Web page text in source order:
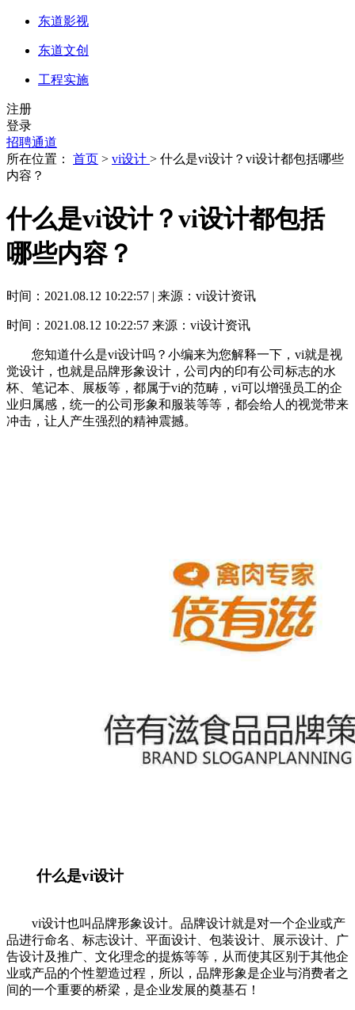
东道影视
东道文创
工程实施
注册
登录
招聘通道
所在位置： 首页 > vi设计 > 什么是vi设计？vi设计都包括哪些
内容？
什么是vi设计？vi设计都包括
哪些内容？
时间：2021.08.12 10:22:57 | 来源：vi设计资讯
时间：2021.08.12 10:22:57 来源：vi设计资讯
您知道什么是vi设计吗？小编来为您解释一下，vi就是视
觉设计，也就是品牌形象设计，公司内的印有公司标志的水
杯、笔记本、展板等，都属于vi的范畴，vi可以增强员工的企
业归属感，统一的公司形象和服装等等，都会给人的视觉带来
冲击，让人产生强烈的精神震撼。
什么是vi设计
vi设计也叫品牌形象设计。品牌设计就是对一个企业或产
品进行命名、标志设计、平面设计、包装设计、展示设计、广
告设计及推广、文化理念的提炼等等，从而使其区别于其他企
业或产品的个性塑造过程，所以，品牌形象是企业与消费者之
间的一个重要的桥梁，是企业发展的奠基石！